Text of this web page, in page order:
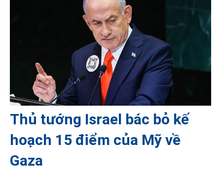
Thủ tướng Israel bác bỏ kế
hoạch 15 điểm của Mỹ về
Gaza